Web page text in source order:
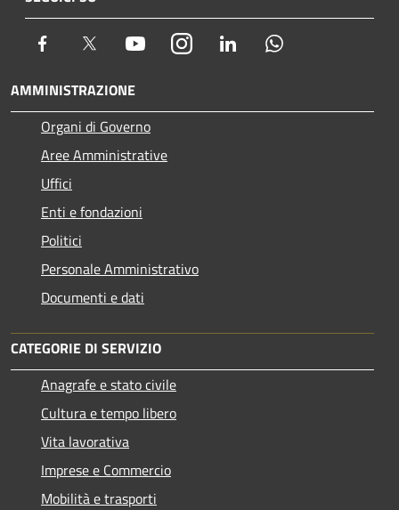
Facebook Twitter YoutubeInstagram LinkedIn
AMMINISTRAZIONE
Organi di Governo
Aree Amministrative
Uffici
Enti e fondazioni
Politici
Personale Amministrativo
Documenti e dati
CATEGORIE DI SERVIZIO
Anagrafe e stato civile
Cultura e tempo libero
Vita lavorativa
Imprese e Commercio
Mobilità e trasporti